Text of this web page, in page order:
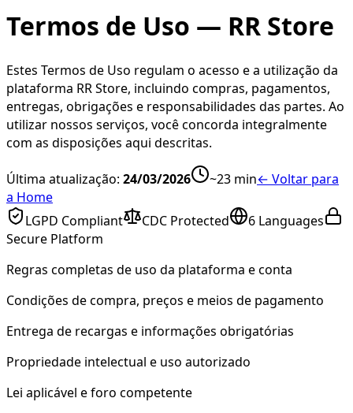
Termos de Uso — RR Store
Estes Termos de Uso regulam o acesso e a utilização da
plataforma RR Store, incluindo compras, pagamentos,
entregas, obrigações e responsabilidades das partes. Ao
utilizar nossos serviços, você concorda integralmente
com as disposições aqui descritas.
Última atualização: 24/03/2026 ~23 min← Voltar para
a Home
LGPD Compliant
CDC Protected
6 Languages
Secure Platform
Regras completas de uso da plataforma e conta
Condições de compra, preços e meios de pagamento
Entrega de recargas e informações obrigatórias
Propriedade intelectual e uso autorizado
Lei aplicável e foro competente